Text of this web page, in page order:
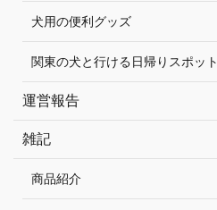
犬用の便利グッズ
関東の犬と行ける日帰りスポット
運営報告
雑記
商品紹介